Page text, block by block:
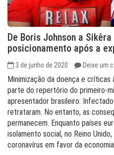
De Boris Johnson a
posicionamento após a
3 de junho de 2020 Deixe um
Minimização da doença e
parte do repertório do primeiro-
apresentador brasileiro.
retrataram. No entanto, as
permanecem. Enquanto países
isolamento social, no Reino
coronavírus em favor da